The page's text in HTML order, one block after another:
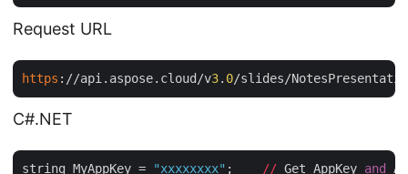
Request URL
https ://api.aspose.cloud/v3. 0/slides/
C#.NET
string MyAppKey = "xxxxxxxx" ; // Get AppKey and